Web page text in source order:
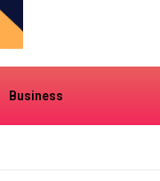
Business